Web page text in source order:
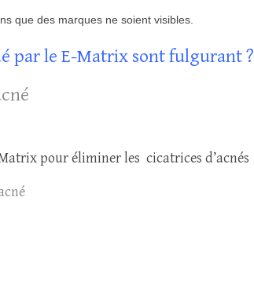
que des marques ne soient visibles.
par le E-Matrix sont fulgurant ?
pour éliminer les cicatrices d’acnés